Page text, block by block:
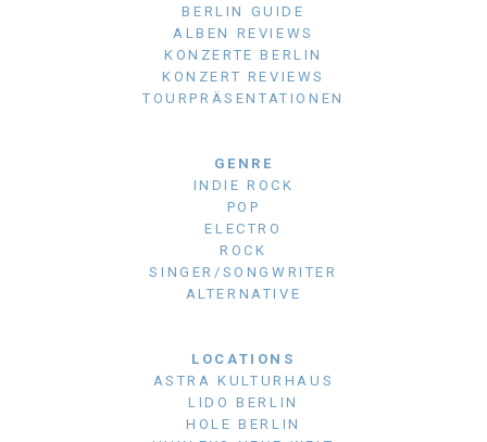
BERLIN GUIDE
ALBEN REVIEWS
KONZERTE BERLIN
KONZERT REVIEWS
TOURPRÄSENTATIONEN
GENRE
INDIE ROCK
POP
ELECTRO
ROCK
SINGER/SONGWRITER
ALTERNATIVE
LOCATIONS
ASTRA KULTURHAUS
LIDO BERLIN
HOLE BERLIN